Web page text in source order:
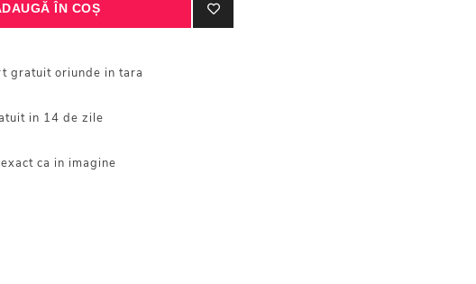
gratuit oriunde in tara
in 14 de zile
ca in imagine